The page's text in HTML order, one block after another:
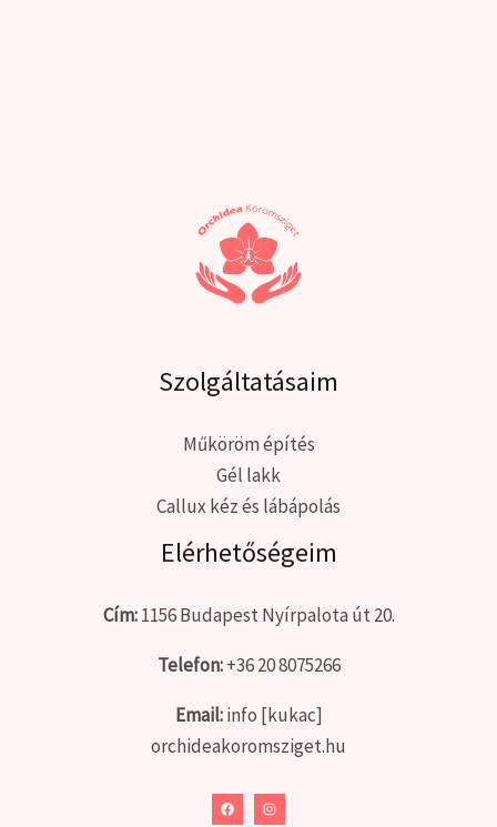
Szolgáltatásaim
Műköröm építés
Gél lakk
Callux kéz és lábápolás
Elérhetőségeim
Cím:1156 Budapest Nyírpalota út 20.
Telefon:+36 20 8075266
Email:info [kukac]
orchideakoromsziget.hu